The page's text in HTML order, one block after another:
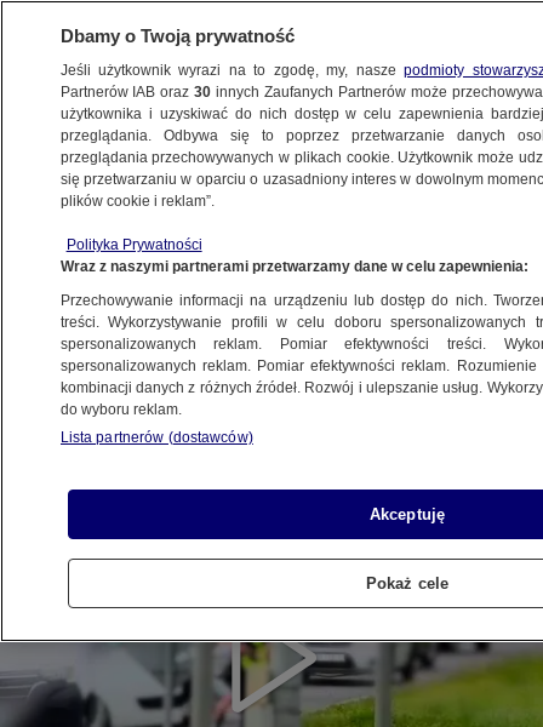
SZCZECIN
kierowcę i powalili na trawnik. Nagranie
z monitoringu
Rafał Molenda
17.06.2026, 13:45
Posłuchaj artykułu
Dbamy o Twoją prywatność
Jeśli użytkownik wyrazi na to zgodę, my, naszepodmioty
Partnerów IAB oraz30 innych Zaufanych Partnerów może
użytkownika i uzyskiwać do nich dostęp w celu zapewnienia
przeglądania. Odbywa się to poprzez przetwarzanie danych
przeglądania przechowywanych w plikach cookie. Użytkownik może
się przetwarzaniu w oparciu o uzasadniony interes w dowolnym
plików cookie i reklam”.
Polityka Prywatności
Wraz z naszymi partnerami przetwarzamy dane w celu zapewnienia:
Przechowywanie informacji na urządzeniu lub dostęp do nich.
treści. Wykorzystywanie profili w celu doboru spersonalizowanych
spersonalizowanych reklam. Pomiar efektywności treści.
spersonalizowanych reklam. Pomiar efektywności reklam.
kombinacji danych z różnych źródeł. Rozwój i ulepszanie usług.
do wyboru reklam.
Lista partnerów (dostawców)
Akceptuję
Pokaż cele